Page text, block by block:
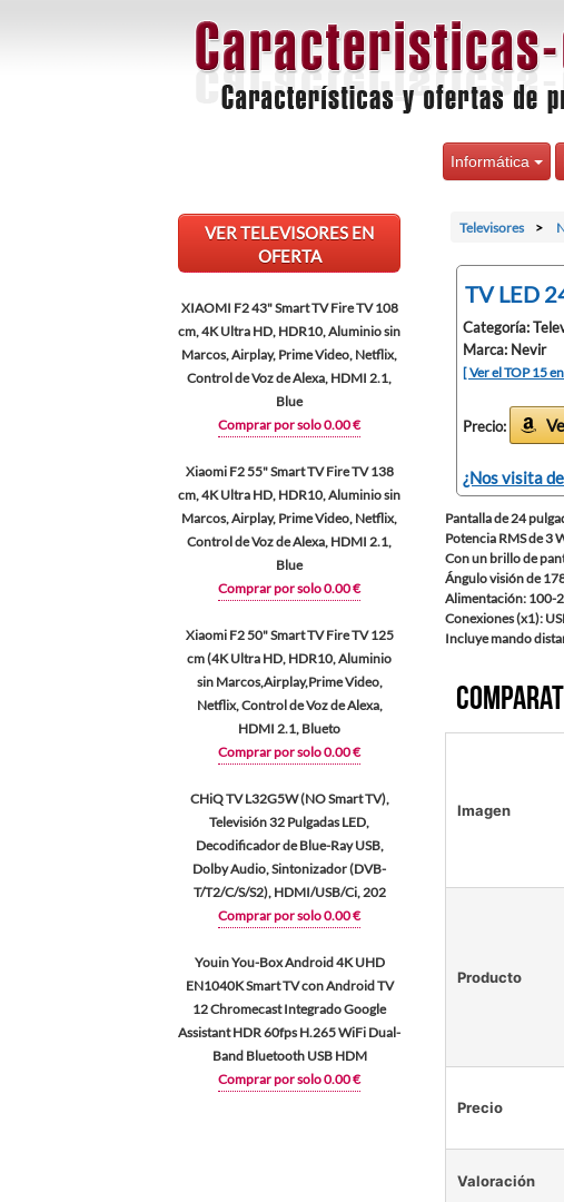
Informática
VER TELEVISORES EN
OFERTA
XIAOMI F2 43" Smart TV Fire TV 108
cm, 4K Ultra HD, HDR10, Aluminio sin
Marcos, Airplay, Prime Video, Netflix,
Control de Voz de Alexa, HDMI 2.1,
Blue
Comprar por solo 0.00 €
Xiaomi F2 55" Smart TV Fire TV 138
cm, 4K Ultra HD, HDR10, Aluminio sin
Marcos, Airplay, Prime Video, Netflix,
Control de Voz de Alexa, HDMI 2.1,
Blue
Comprar por solo 0.00 €
Xiaomi F2 50" Smart TV Fire TV 125
cm (4K Ultra HD, HDR10, Aluminio
sin Marcos,Airplay,Prime Video,
Netflix, Control de Voz de Alexa,
HDMI 2.1, Blueto
Comprar por solo 0.00 €
CHiQ TV L32G5W (NO Smart TV),
Televisión 32 Pulgadas LED,
Decodificador de Blue-Ray USB,
Dolby Audio, Sintonizador (DVB-
T/T2/C/S/S2), HDMI/USB/Ci, 202
Comprar por solo 0.00 €
Youin You-Box Android 4K UHD
EN1040K Smart TV con Android TV
12 Chromecast Integrado Google
Assistant HDR 60fps H.265 WiFi Dual-
Band Bluetooth USB HDM
Comprar por solo 0.00 €
Televisores
TV LED
Categoría:
Marca: Nevir
[ Ver el TOP 15
Precio:
¿Nos visita
Pantalla de 24
Potencia RMS de 3
Con un brillo de
Ángulo visión de
Alimentación: 100-
Conexiones (x1):
Incluye mando
Imagen
Producto
Precio
Valoración